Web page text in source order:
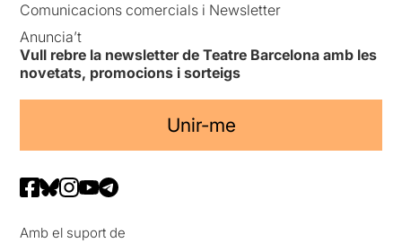
Comunicacions comercials i Newsletter
Anuncia’t
Vull rebre la newsletter de Teatre Barcelona amb les
novetats, promocions i sorteigs
Unir-me
Amb el suport de